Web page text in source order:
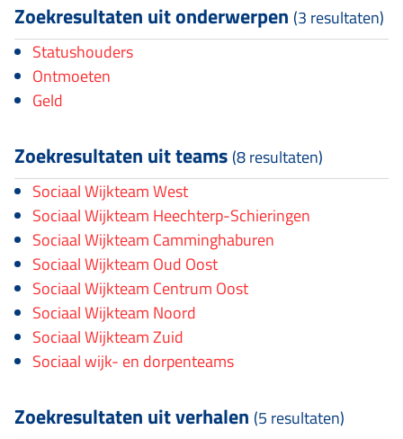
Wijkcentrum Heechterp–Schieringen
Wijkcentrum ’t Knooppunt
MFC het Mozaïek
Kantoor Amaryllis Keidam
Wijkcentrum Aldlân
Zoekresultaten uit onderwerpen (3 resultaten)
Statushouders
Ontmoeten
Geld
Zoekresultaten uit teams (8 resultaten)
Sociaal Wijkteam West
Sociaal Wijkteam Heechterp-Schieringen
Sociaal Wijkteam Camminghaburen
Sociaal Wijkteam Oud Oost
Sociaal Wijkteam Centrum Oost
Sociaal Wijkteam Noord
Sociaal Wijkteam Zuid
Sociaal wijk- en dorpenteams
Zoekresultaten uit verhalen (5 resultaten)